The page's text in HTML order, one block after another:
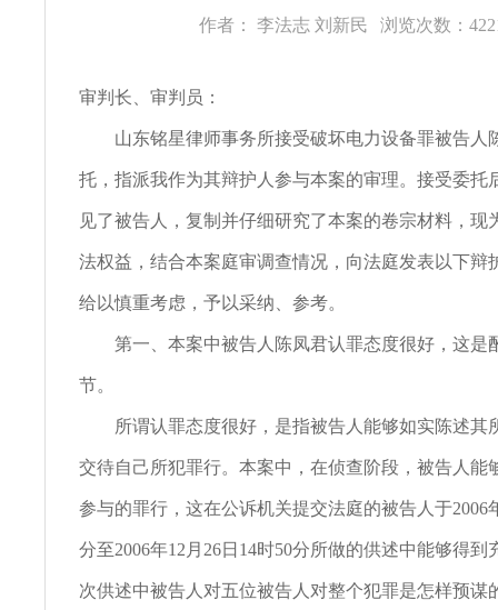
作者： 李法志 刘新民
浏览次数：
审判长、审判员：
山东铭星律师事务所接受破坏电力设备罪被告人
托，指派我作为其辩护人参与本案的审理。接受委托
见了被告人，复制并仔细研究了本案的卷宗材料，现
法权益，结合本案庭审调查情况，向法庭发表以下辩
给以慎重考虑，予以采纳、参考。
第一、本案中被告人陈凤君认罪态度很好，这是
节。
所谓认罪态度很好，是指被告人能够如实陈述其
交待自己所犯罪行。本案中，在侦查阶段，被告人能
参与的罪行，这在公诉机关提交法庭的被告人于2006
分至2006年12月26日14时50分所做的供述中能够得到
次供述中被告人对五位被告人对整个犯罪是怎样预谋